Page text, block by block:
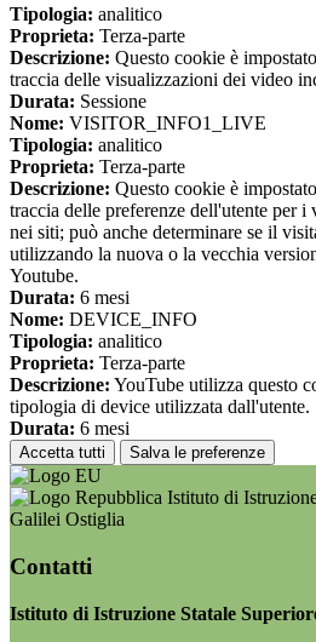
Tipologia: analitico
Proprieta: Terza-parte
Descrizione: Questo cookie è
traccia delle visualizzazioni dei video
Durata: Sessione
Nome: VISITOR_INFO1_LIVE
Tipologia: analitico
Proprieta: Terza-parte
Descrizione: Questo cookie è
traccia delle preferenze dell'utente per
nei siti; può anche determinare se il
utilizzando la nuova o la vecchia
Youtube.
Durata: 6 mesi
Nome: DEVICE_INFO
Tipologia: analitico
Proprieta: Terza-parte
Descrizione: YouTube utilizza questo
tipologia di device utilizzata dall'utente.
Durata: 6 mesi
Accetta tutti Salva le preferenze
Istituto di
Galilei Ostiglia
Contatti
Istituto di Istruzione Statale